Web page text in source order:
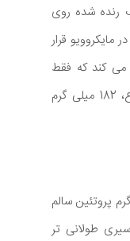
رنده شده روی
که به مدت 20 ثانیه در مایکروویو قرار
می کند که فقط
شامل 100 کالری (1.3 گرم چربی اشباع، 182 میلی گرم
نصف فنجان پنیر کوتاژ حاوی 14 گرم پروتئین سالم
طولانی تر